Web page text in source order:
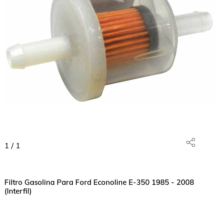
1 / 1
Filtro Gasolina Para Ford Econoline E-350 1985 - 2008
(Interfil)